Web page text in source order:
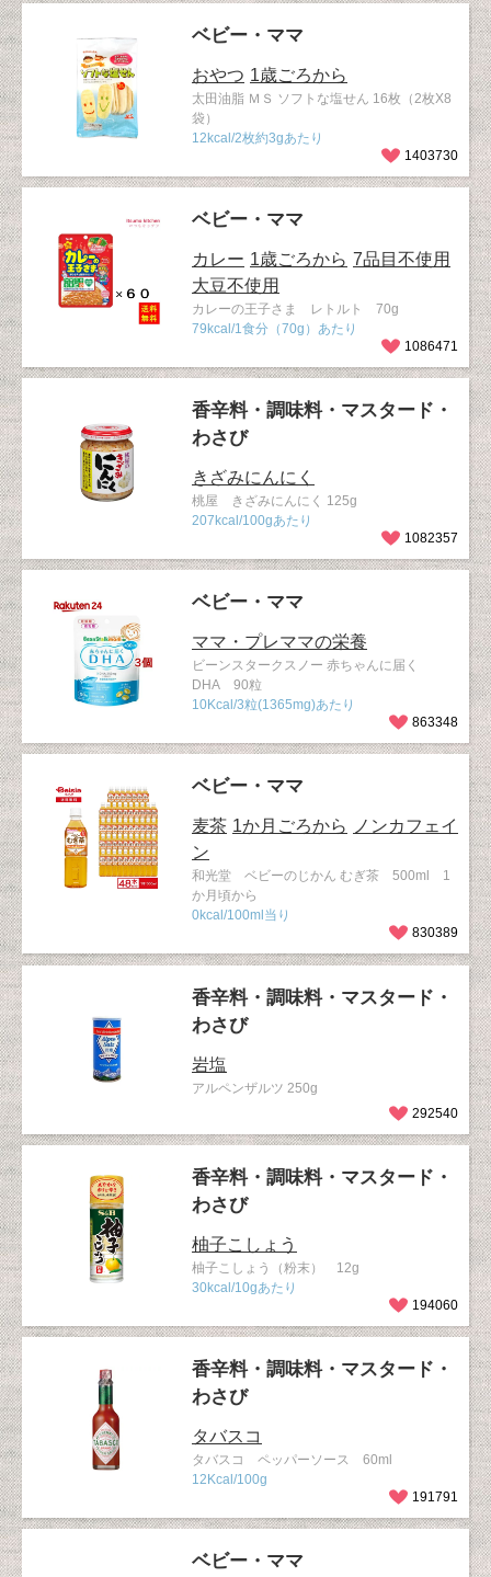
ベビー・ママ
おやつ 1歳ごろから
太田油脂 ＭＳ ソフトな塩せん 16枚（2枚X8
袋）
12kcal/2枚約3gあたり
1403730
ベビー・ママ
カレー 1歳ごろから 7品目不使用
大豆不使用
カレーの王子さま レトルト 70g
79kcal/1食分（70g）あたり
1086471
香辛料・調味料・マスタード・
わさび
きざみにんにく
桃屋 きざみにんにく 125g
207kcal/100gあたり
1082357
ベビー・ママ
ママ・プレママの栄養
ビーンスタークスノー 赤ちゃんに届く
DHA 90粒
10Kcal/3粒(1365mg)あたり
863348
ベビー・ママ
麦茶 1か月ごろから
ノンカフェイ
ン
和光堂 ベビーのじかん むぎ茶 500ml 1
か月頃から
0kcal/100ml当り
830389
香辛料・調味料・マスタード・
わさび
岩塩
アルペンザルツ 250g
292540
香辛料・調味料・マスタード・
わさび
柚子こしょう
柚子こしょう（粉末） 12g
30kcal/10gあたり
194060
香辛料・調味料・マスタード・
わさび
タバスコ
タバスコ ペッパーソース 60ml
12Kcal/100g
191791
ベビー・ママ